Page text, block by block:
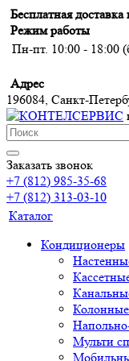
Бесплатная
Режим работы
Пн-пт. 10:00 - 18:00
Адрес
196084, Санкт-
Заказать звонок
+7 (812) 985-35-68
+7 (812) 313-03-10
Каталог
Кондиционеры
Колонные
Мульти